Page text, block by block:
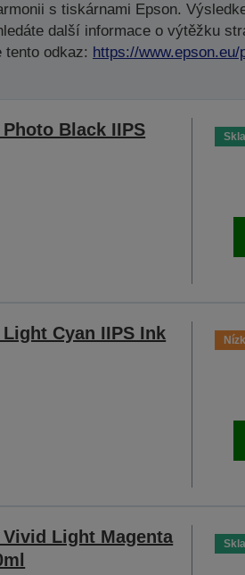
s tiskárnami Epson.
další informace o výtěžku
odkaz: https://www.epson.eu/
Black IIPS
Cyan IIPS Ink
Vivid Light Magenta